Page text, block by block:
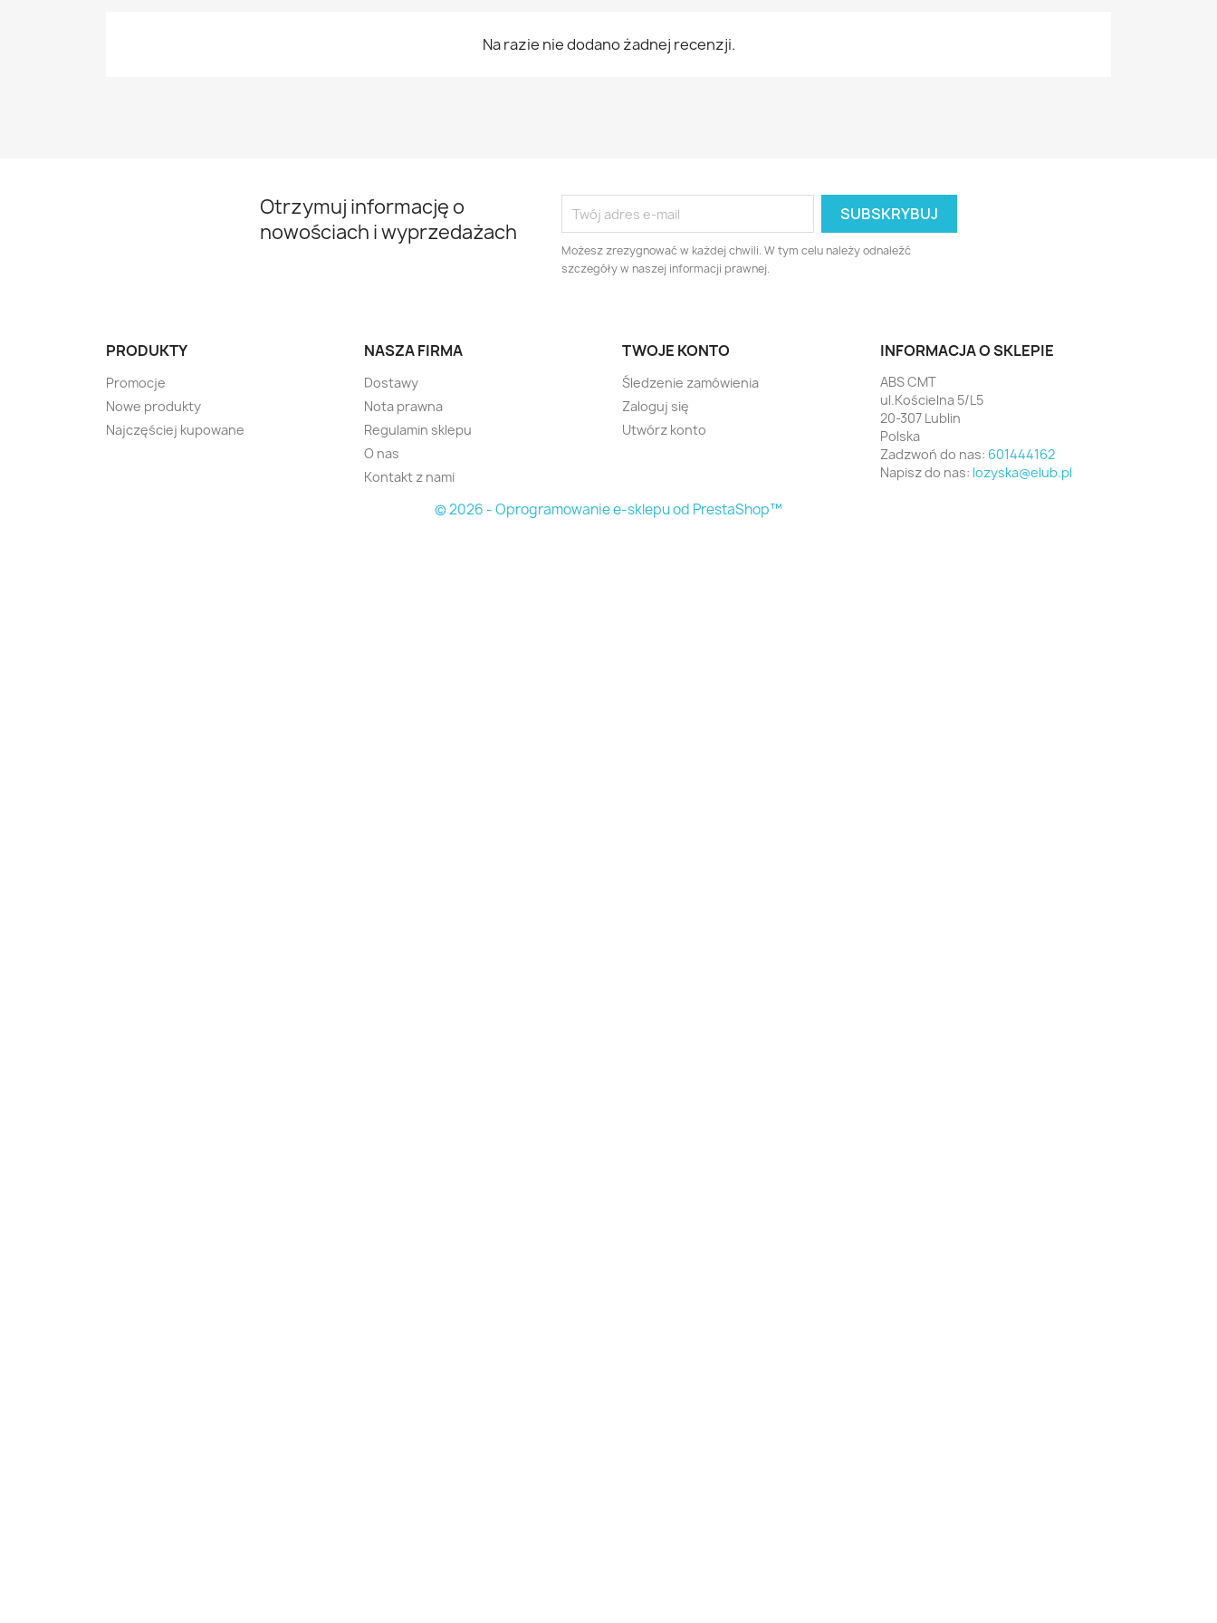
Na razie nie dodano żadnej recenzji.
Otrzymuj informację o
nowościach i wyprzedażach
Możesz zrezygnować w każdej chwili. W tym celu należy odnaleźć
szczegóły w naszej informacji prawnej.
PRODUKTY
Promocje
Nowe produkty
Najczęściej kupowane
NASZA FIRMA
Dostawy
Nota prawna
Regulamin sklepu
O nas
Kontakt z nami
TWOJE KONTO
Śledzenie zamówienia
Zaloguj się
Utwórz konto
INFORMACJA O SKLEPIE
ABS CMT
ul.Kościelna 5/L5
20-307 Lublin
Polska
Zadzwoń do nas: 601444162
Napisz do nas: lozyska@elub.pl
© 2026 - Oprogramowanie e-sklepu od PrestaShop™